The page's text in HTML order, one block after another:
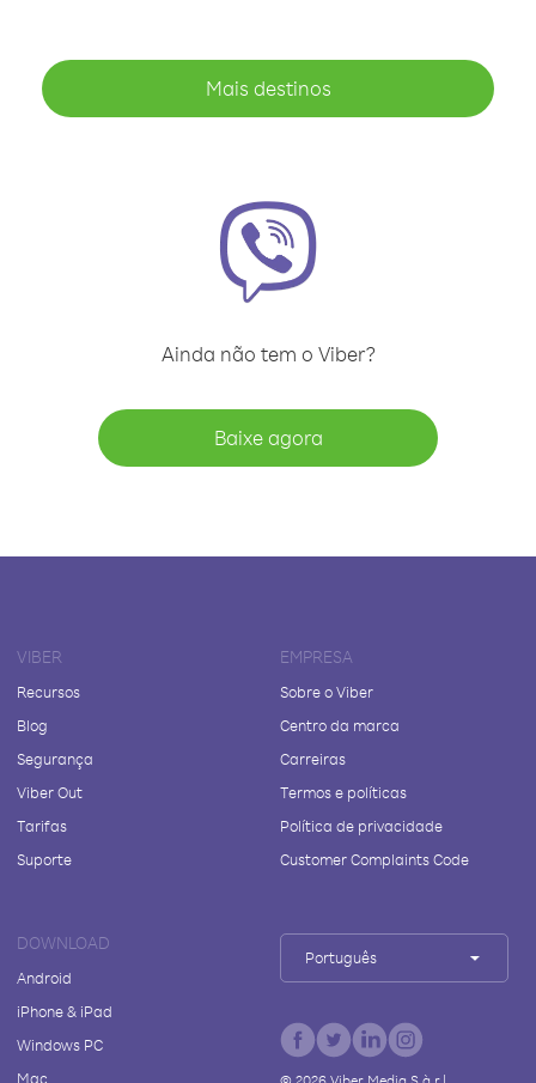
Mais destinos
Ainda não tem o Viber?
Baixe agora
VIBER
Recursos
Blog
Segurança
Viber Out
Tarifas
Suporte
EMPRESA
Sobre o Viber
Centro da marca
Carreiras
Termos e políticas
Política de privacidade
Customer Complaints Code
DOWNLOAD
Android
iPhone & iPad
Windows PC
Mac
Português